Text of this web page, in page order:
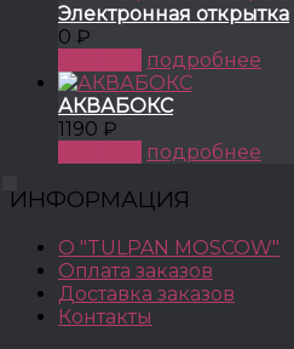
Электронная открытка
0 ₽
подробнее
АКВАБОКС
1190 ₽
подробнее
ИНФОРМАЦИЯ
О "TULPAN MOSCOW"
Оплата заказов
Доставка заказов
Контакты